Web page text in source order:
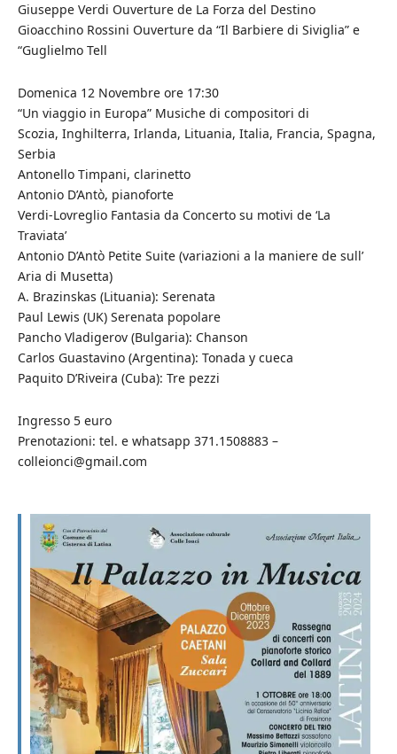
Giuseppe Verdi Ouverture de La Forza del Destino
Gioacchino Rossini Ouverture da “Il Barbiere di Siviglia” e
“Guglielmo Tell
Domenica 12 Novembre ore 17:30
“Un viaggio in Europa” Musiche di compositori di
Scozia, Inghilterra, Irlanda, Lituania, Italia, Francia, Spagna,
Serbia
Antonello Timpani, clarinetto
Antonio D’Antò, pianoforte
Verdi-Lovreglio Fantasia da Concerto su motivi de ‘La
Traviata’
Antonio D’Antò Petite Suite (variazioni a la maniere de sull’
Aria di Musetta)
A. Brazinskas (Lituania): Serenata
Paul Lewis (UK) Serenata popolare
Pancho Vladigerov (Bulgaria): Chanson
Carlos Guastavino (Argentina): Tonada y cueca
Paquito D’Riveira (Cuba): Tre pezzi
Ingresso 5 euro
Prenotazioni: tel. e whatsapp 371.1508883 –
colleionci@gmail.com